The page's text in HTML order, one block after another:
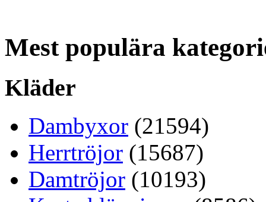
Mest populära
Kläder
Dambyxor (21594)
Herrtröjor (15687)
Damtröjor (10193)